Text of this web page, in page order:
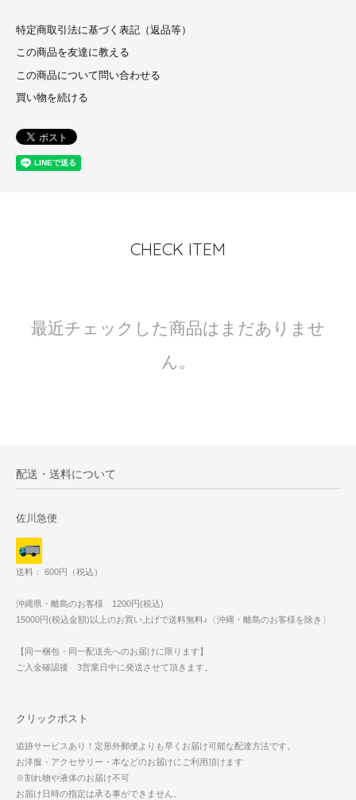
特定商取引法に基づく表記（返品等）
この商品を友達に教える
この商品について問い合わせる
買い物を続ける
CHECK ITEM
最近チェックした商品はまだありませ
ん。
配送・送料について
佐川急便
送料： 600円（税込）
沖縄県・離島のお客様 1200円(税込)
15000円(税込金額)以上のお買い上げで送料無料♪〔沖縄・離島のお客様を除き〕
【同一梱包・同一配送先へのお届けに限ります】
ご入金確認後 3営業日中に発送させて頂きます。
クリックポスト
追跡サービスあり！定形外郵便よりも早くお届け可能な配達方法です。
お洋服・アクセサリー・本などのお届けにご利用頂けます
※割れ物や液体のお届け不可
お届け日時の指定は承る事ができません。